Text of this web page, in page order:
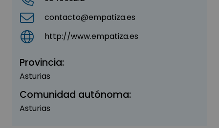
contacto@empatiza.es
http://www.empatiza.es
Provincia:
Asturias
Comunidad autónoma:
Asturias